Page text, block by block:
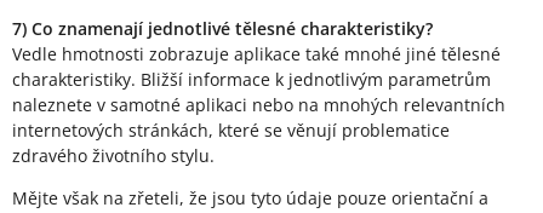
7) Co znamenají jednotlivé tělesné charakteristiky?
Vedle hmotnosti zobrazuje aplikace také mnohé jiné tělesné
charakteristiky. Bližší informace k jednotlivým parametrům
naleznete v samotné aplikaci nebo na mnohých relevantních
internetových stránkách, které se věnují problematice
zdravého životního stylu.
Mějte však na zřeteli, že jsou tyto údaje pouze orientační a